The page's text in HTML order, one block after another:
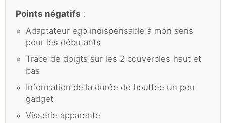
Points négatifs :
Adaptateur ego indispensable à mon sens
pour les débutants
Trace de doigts sur les 2 couvercles haut et
bas
Information de la durée de bouffée un peu
gadget
Visserie apparente